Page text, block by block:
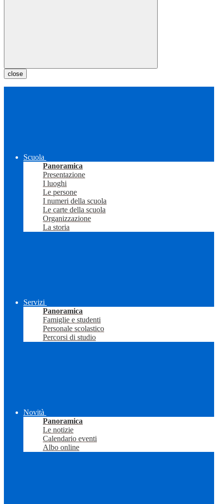
close
Scuola
Panoramica
Presentazione
I luoghi
Le persone
I numeri della scuola
Le carte della scuola
Organizzazione
La storia
Servizi
Panoramica
Famiglie e studenti
Personale scolastico
Percorsi di studio
Novità
Panoramica
Le notizie
Calendario eventi
Albo online